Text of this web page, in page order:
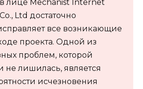
лице Mechanist Internet
Ltd достаточно
все возникающие
проекта. Одной из
проблем, которой
не лишилась, является
исчезновения